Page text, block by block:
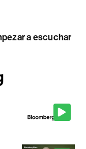
a escuchar